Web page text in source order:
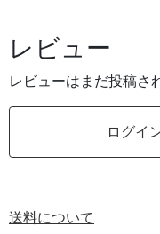
レビュー
レビューはまだ投稿さ
ログイ
送料について